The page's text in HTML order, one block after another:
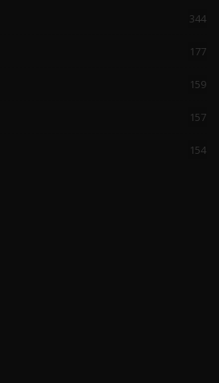
344
177
159
157
154